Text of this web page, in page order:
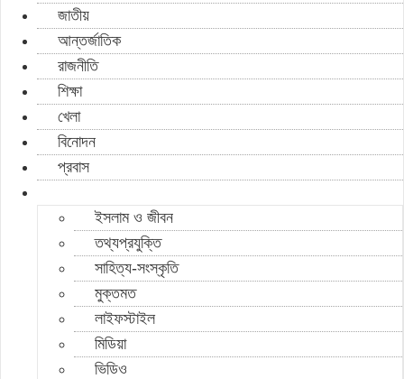
জাতীয়
আন্তর্জাতিক
রাজনীতি
শিক্ষা
খেলা
বিনোদন
প্রবাস
ইসলাম ও জীবন
তথ্যপ্রযুক্তি
সাহিত্য-সংস্কৃতি
মুক্তমত
লাইফস্টাইল
মিডিয়া
ভিডিও